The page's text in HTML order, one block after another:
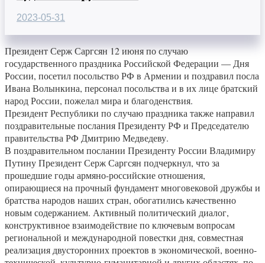
2023-05-31
Президент Серж Саргсян 12 июня по случаю
государственного праздника Российской Федерации — Дня
России, посетил посольство РФ в Армении и поздравил посла
Ивана Волынкина, персонал посольства и в их лице братский
народ России, пожелал мира и благоденствия.
Президент Республики по случаю праздника также направил
поздравительные послания Президенту РФ и Председателю
правительства РФ Дмитрию Медведеву.
В поздравительном послании Президенту России Владимиру
Путину Президент Серж Саргсян подчеркнул, что за
прошедшие годы армяно-российские отношения,
опирающиеся на прочный фундамент многовековой дружбы и
братства народов наших стран, обогатились качественно
новым содержанием. Активный политический диалог,
конструктивное взаимодействие по ключевым вопросам
региональной и международной повестки дня, совместная
реализация двусторонних проектов в экономической, военно-